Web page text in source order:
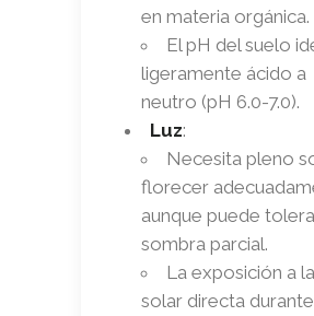
en materia orgánica.
El pH del suelo
ligeramente ácido a
neutro (pH 6.0-7.0).
Luz:
Necesita pleno
florecer
aunque puede
sombra parcial.
La exposición a
solar directa